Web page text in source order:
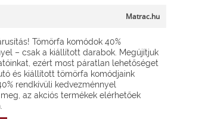
Matrac.hu
Tömörfa komódok 40%
– csak a kiállított darabok. Megújítjuk
ezért most páratlan lehetőséget
és kiállított tömörfa komódjaink
rendkívüli kedvezménnyel
az akciós termékek elérhetőek